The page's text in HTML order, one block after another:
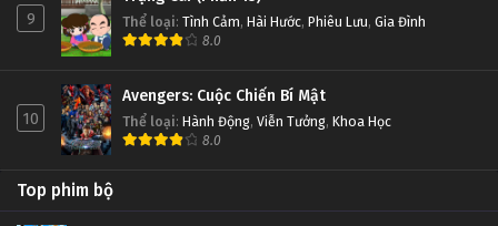
9 Thể loại: Tình Cảm, Hài Hước, Phiêu Lưu, Gia Đình
8.0
10
Avengers: Cuộc Chiến Bí Mật
Thể loại: Hành Động, Viễn Tưởng, Khoa Học
8.0
Top phim bộ